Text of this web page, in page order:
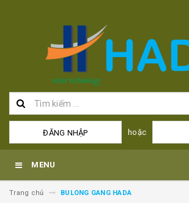
ĐĂNG NHẬP hoặc
MENU
Trang chủ BULONG GANG HADA